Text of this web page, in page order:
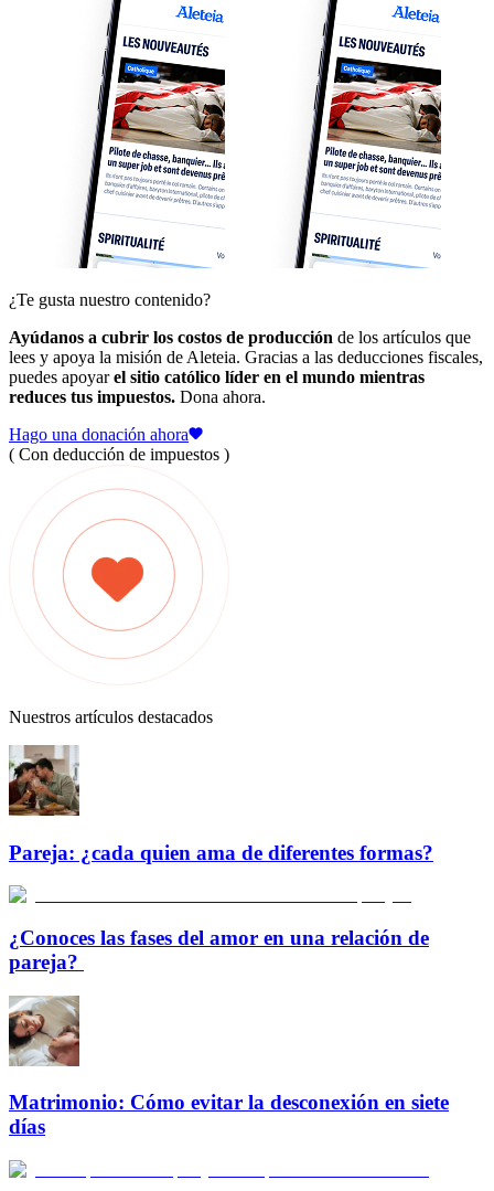
¿Te gusta nuestro contenido?
Ayúdanos a cubrir los costos de producción de los artículos que
lees y apoya la misión de Aleteia. Gracias a las deducciones fiscales,
puedes apoyarel sitio católico líder en el mundo mientras
reduces tus impuestos. Dona ahora.
Hago una donación ahora
( Con deducción de impuestos )
Nuestros artículos destacados
Pareja: ¿cada quien ama de diferentes formas?
¿Conoces las fases del amor en una relación de
pareja?
Matrimonio: Cómo evitar la desconexión en siete
días